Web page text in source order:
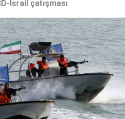
İsrail çatışması